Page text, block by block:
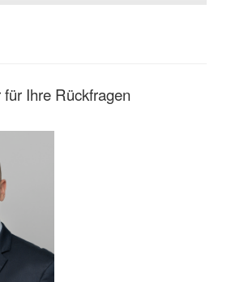
Ihre Rückfragen